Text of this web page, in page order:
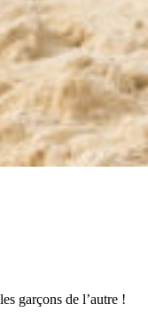
garçons de l’autre !